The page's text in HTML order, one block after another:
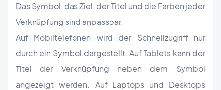
Das Symbol, das Ziel, der Titel und die Farben jeder
Verknüpfung sind anpassbar.
Auf Mobiltelefonen wird der Schnellzugriff nur
durch ein Symbol dargestellt. Auf Tablets kann der
Titel der Verknüpfung neben dem Symbol
angezeigt werden. Auf Laptops und Desktops